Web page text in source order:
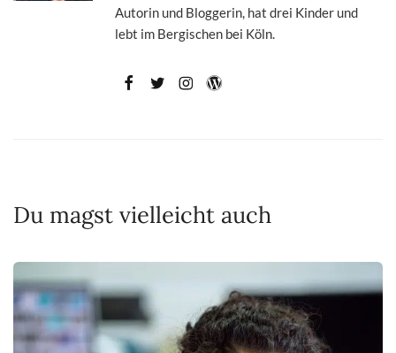
Autorin und Bloggerin, hat drei Kinder und
lebt im Bergischen bei Köln.
Du magst vielleicht auch